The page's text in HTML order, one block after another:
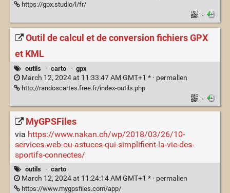
https://gpx.studio/l/fr/
·
Outil de calcul et de conversion fichiers GPX
et KML
outils · carto · gpx
March 12, 2024 at 11:33:47 AM GMT+1 * · permalien
http://randoscartes.free.fr/index-outils.php
·
MyGPSFiles
via https://www.nakan.ch/wp/2018/03/26/10-
services-web-ou-astuces-qui-simplifient-la-vie-des-
sportifs-connectes/
outils · carto
March 12, 2024 at 11:24:14 AM GMT+1 * · permalien
https://www.mygpsfiles.com/app/